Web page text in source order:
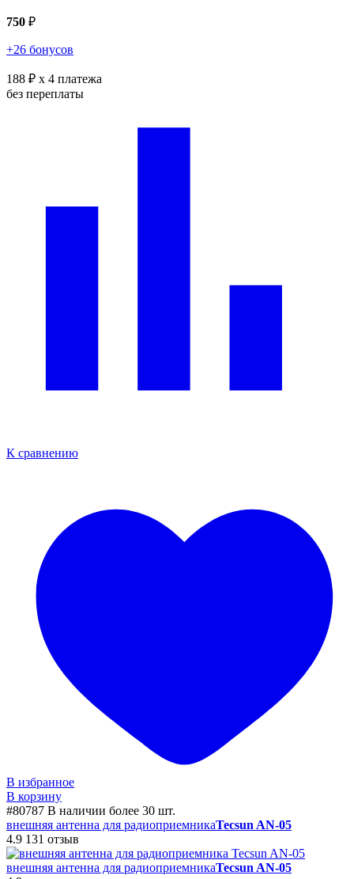
750 ₽
+26 бонусов
188 ₽ x 4 платежа
без переплаты
К сравнению
В избранное
В корзину
#80787 В наличии более 30 шт.
внешняя антенна для радиоприемникаTecsun AN-05
4.9 131 отзыв
внешняя антенна для радиоприемникаTecsun AN-05